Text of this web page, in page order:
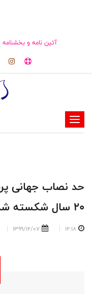
آئین نامه و بخشنامه
-
-
-
حد نصاب جهانی
20 سال شکسته شد
12:18
1399/12/07